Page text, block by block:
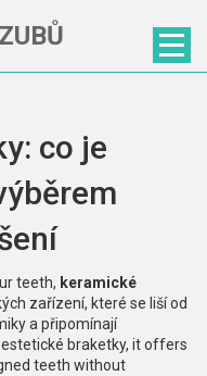
co je
teeth, keramické
zařízení, které se liší od
a připomínají
estetické braketky, it offers
teeth without